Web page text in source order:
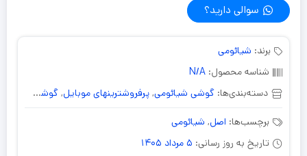
سوالی دارید؟
برند: شیائومی
شناسه محصول: N/A
دسته‌بندی‌ها: گوشی شیائومی, پرفروشترینهای موبایل, گوشی 4g
برچسب‌ها: اصل, شیائومی
تاریخ به روز رسانی: 5 مرداد 1405